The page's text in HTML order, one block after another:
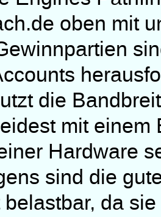
oben mit
die
mit einem
Hardware
sind die
belastbar, da